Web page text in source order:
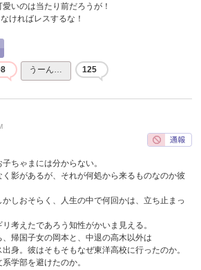
いのは当たり前だろうが！
ければレスするな！
うーん… 125
ちゃまには分からない。
影があるが、それが何処から来るものなのか彼
しおそらく、人生の中で何回かは、立ち止まっ
考えたであろう知性がかいま見える。
、帰国子女の岡本と、中退の高木以外は
身。彼はそもそもなぜ東洋高校に行ったのか。
学部を避けたのか。